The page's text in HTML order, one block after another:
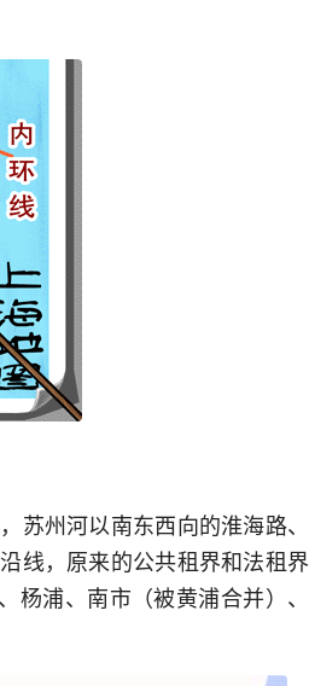
苏州河以南东西向的淮海路、
线，原来的公共租界和法租界
杨浦、南市（被黄浦合并）、